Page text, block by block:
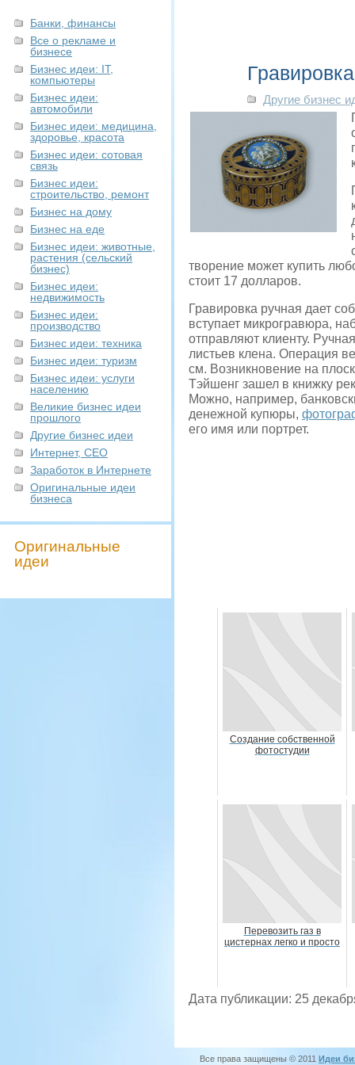
Банки, финансы
Все о рекламе и
бизнесе
Бизнес идеи: IT,
компьютеры
Бизнес идеи:
автомобили
Бизнес идеи: медицина,
здоровье, красота
Бизнес идеи: сотовая
связь
Бизнес идеи:
строительство, ремонт
Бизнес на дому
Бизнес на еде
Бизнес идеи: животные,
растения (сельский
бизнес)
Бизнес идеи:
недвижимость
Бизнес идеи:
производство
Бизнес идеи: техника
Бизнес идеи: туризм
Бизнес идеи: услуги
населению
Великие бизнес идеи
прошлого
Другие бизнес идеи
Интернет, СЕО
Заработок в Интернете
Оригинальные идеи
бизнеса
Оригинальные
идеи
Другие бизнес
творение может купить
стоит 17 долларов.
Гравировка ручная дает
вступает микрогравюра,
отправляют клиенту.
листьев клена. Операция
см. Возникновение на
Тэйшенг зашел в книжку
Можно, например,
денежной купюры,
его имя или портрет.
Создание собственной
фотостудии
Перевозить газ в
цистернах легко и просто
Дата публикации: 25
Все права защищены © 2011 Идеи